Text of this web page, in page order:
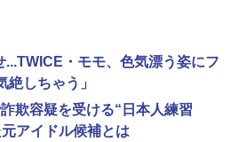
・モモ、色気漂う姿にフ
絶しちゃう」
欺容疑を受ける“日本人練習
アイドル候補とは